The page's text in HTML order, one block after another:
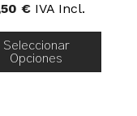
€ IVA Incl.
Seleccionar
Opciones